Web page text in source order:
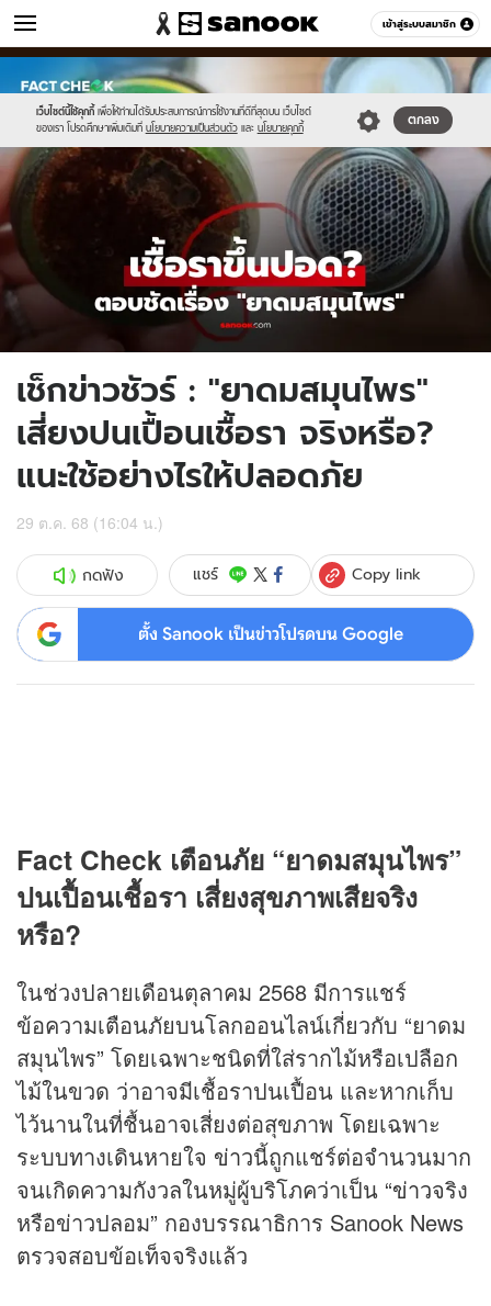
เข้าสู่ระบบสมาชิก
ข่าว หมวดอื่นๆ
เว็บไซต์นี้ใช้คุกกี้ เพื่อให้ท่านได้รับประสบการณ์การใช้งานที่ดีที่สุดบน เว็บไซต์
ของเรา โปรดศึกษาเพิ่มเติมที่ นโยบายความเป็นส่วนตัว และ นโยบายคุกกี้
ตกลง
//s.isanook.com/sr/0/images/logo-
new-
sanook.png
//s.isanook.com/ns/0/ud/1961/9807518/fc_thumbnail1200x720(10).jpg
เช็กข่าวชัวร์ : "ยาดมสมุนไพร"
เสี่ยงปนเปื้อนเชื้อรา จริงหรือ?
แนะใช้อย่างไรให้ปลอดภัย
29 ต.ค. 68 (16:04 น.)
กดฟัง แชร์ Copy link
ตั้ง Sanook เป็นข่าวโปรดบน Google
Fact Check เตือนภัย “ยาดมสมุนไพร”
ปนเปื้อนเชื้อรา เสี่ยงสุขภาพเสียจริง
หรือ?
ในช่วงปลายเดือนตุลาคม 2568 มีการแชร์
ข้อความเตือนภัยบนโลกออนไลน์เกี่ยวกับ “ยาดม
สมุนไพร” โดยเฉพาะชนิดที่ใส่รากไม้หรือเปลือก
ไม้ในขวด ว่าอาจมีเชื้อราปนเปื้อน และหากเก็บ
ไว้นานในที่ชื้นอาจเสี่ยงต่อสุขภาพ โดยเฉพาะ
ระบบทางเดินหายใจ ข่าวนี้ถูกแชร์ต่อจำนวนมาก
จนเกิดความกังวลในหมู่ผู้บริโภคว่าเป็น “ข่าวจริง
หรือข่าวปลอม” กองบรรณาธิการ Sanook News
ตรวจสอบข้อเท็จจริงแล้ว